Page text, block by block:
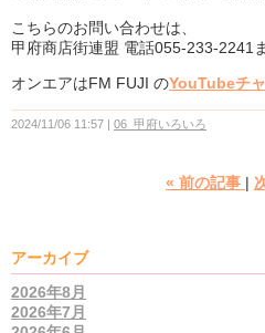
こちらのお問い合わせは、
甲府商店街連盟 電話055-233-2241ま
オンエアはFM FUJI のYouTubeチ
2024/11/06 11:57 06_甲府いろいろ
« 前の記事
アーカイブ
2026年8月
2026年7月